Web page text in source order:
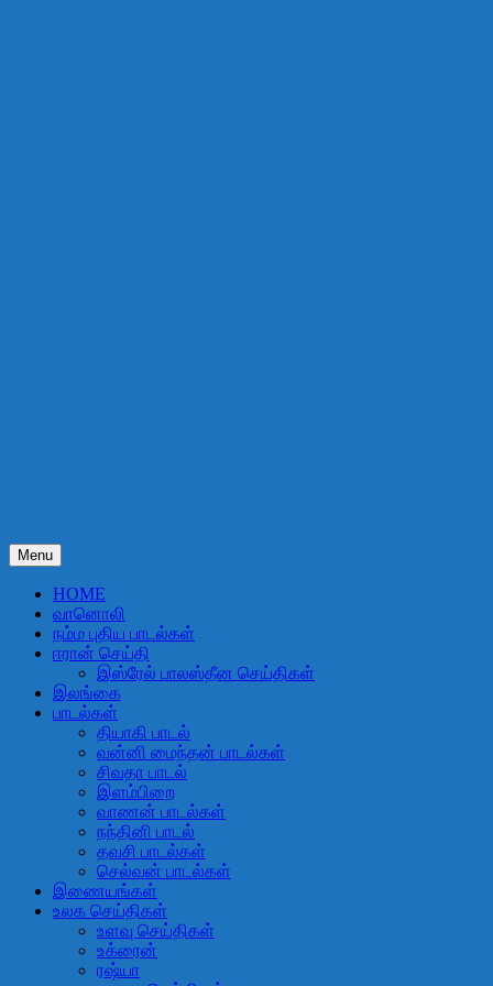
Menu
HOME
வானொலி
நம்ம புதிய பாடல்கள்
ஈரான் செய்தி
இஸ்ரேல் பாலஸ்தீன செய்திகள்
இலங்கை
பாடல்கள்
தியாகி பாடல்
வன்னி மைந்தன் பாடல்கள்
சிவதா பாடல்
இளம்பிறை
வாணன் பாடல்கள்
நந்தினி பாடல்
தவசி பாடல்கள்
செல்வன் பாடல்கள்
இணையங்கள்
உலக செய்திகள்
உளவு செய்திகள்
உக்ரைன்
ரஷ்யா